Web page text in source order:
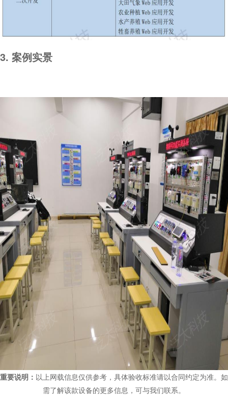
3. 案例实景
重要说明： 以上网载信息仅供参考，具体验收标准请以合同约定为准。如
需了解该款设备的更多信息，可与我们联系。